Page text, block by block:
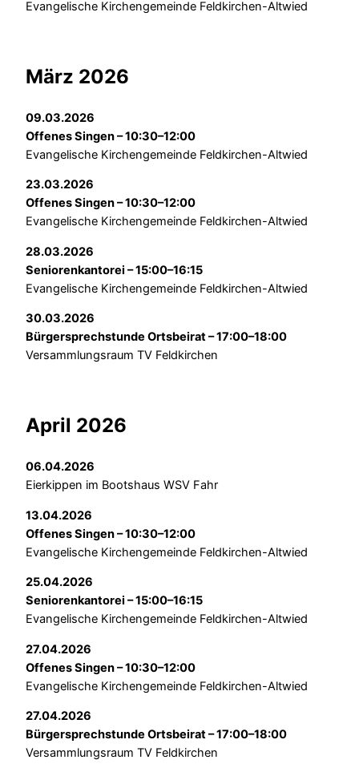
Evangelische Kirchengemeinde Feldkirchen-Altwied
März 2026
09.03.2026
Offenes Singen – 10:30–12:00
Evangelische Kirchengemeinde Feldkirchen-Altwied
23.03.2026
Offenes Singen – 10:30–12:00
Evangelische Kirchengemeinde Feldkirchen-Altwied
28.03.2026
Seniorenkantorei – 15:00–16:15
Evangelische Kirchengemeinde Feldkirchen-Altwied
30.03.2026
Bürgersprechstunde Ortsbeirat – 17:00–18:00
Versammlungsraum TV Feldkirchen
April 2026
06.04.2026
Eierkippen im Bootshaus WSV Fahr
13.04.2026
Offenes Singen – 10:30–12:00
Evangelische Kirchengemeinde Feldkirchen-Altwied
25.04.2026
Seniorenkantorei – 15:00–16:15
Evangelische Kirchengemeinde Feldkirchen-Altwied
27.04.2026
Offenes Singen – 10:30–12:00
Evangelische Kirchengemeinde Feldkirchen-Altwied
27.04.2026
Bürgersprechstunde Ortsbeirat – 17:00–18:00
Versammlungsraum TV Feldkirchen